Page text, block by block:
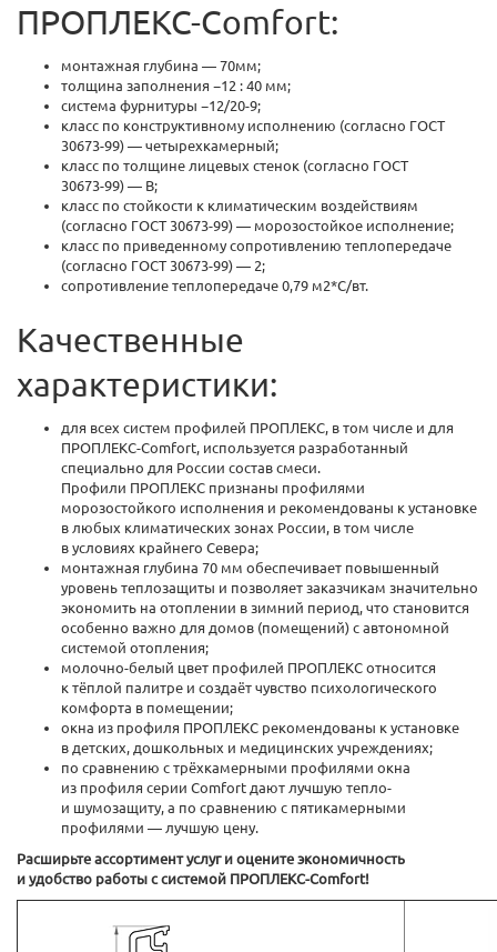
ПРОПЛЕКС-Comfort:
монтажная глубина — 70мм;
толщина заполнения −12 : 40 мм;
система фурнитуры −12/20-9;
класс по конструктивному исполнению (согласно ГОСТ
30673-99) — четырехкамерный;
класс по толщине лицевых стенок (согласно ГОСТ
30673-99) — В;
класс по стойкости к климатическим воздействиям
(согласно ГОСТ 30673-99) — морозостойкое исполнение;
класс по приведенному сопротивлению теплопередаче
(согласно ГОСТ 30673-99) — 2;
сопротивление теплопередаче 0,79 м2*С/вт.
Качественные
характеристики:
для всех систем профилей ПРОПЛЕКС, в том числе и для
ПРОПЛЕКС-Comfort, используется разработанный
специально для России состав смеси.
Профили ПРОПЛЕКС признаны профилями
морозостойкого исполнения и рекомендованы к установке
в любых климатических зонах России, в том числе
в условиях крайнего Севера;
монтажная глубина 70 мм обеспечивает повышенный
уровень теплозащиты и позволяет заказчикам значительно
экономить на отоплении в зимний период, что становится
особенно важно для домов (помещений) с автономной
системой отопления;
молочно-белый цвет профилей ПРОПЛЕКС относится
к тёплой палитре и создаёт чувство психологического
комфорта в помещении;
окна из профиля ПРОПЛЕКС рекомендованы к установке
в детских, дошкольных и медицинских учреждениях;
по сравнению с трёхкамерными профилями окна
из профиля серии Comfort дают лучшую тепло-
и шумозащиту, а по сравнению с пятикамерными
профилями — лучшую цену.
Расширьте ассортимент услуг и оцените экономичность
и удобство работы с системой ПРОПЛЕКС-Comfort!